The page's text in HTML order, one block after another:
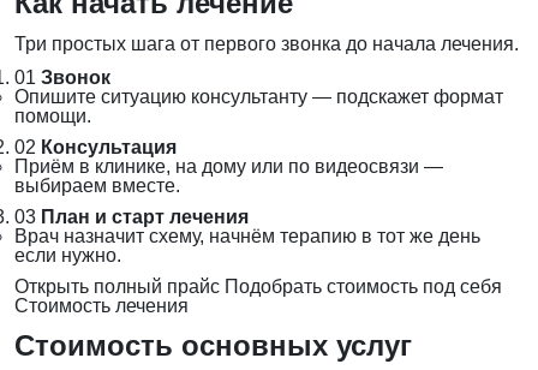
Три простых шага от первого звонка до начала лечения.
01 Звонок
Опишите ситуацию консультанту — подскажет формат
помощи.
02 Консультация
Приём в клинике, на дому или по видеосвязи —
выбираем вместе.
03 План и старт лечения
Врач назначит схему, начнём терапию в тот же день
если нужно.
Открыть полный прайс Подобрать стоимость под себя
Стоимость лечения
Стоимость основных услуг